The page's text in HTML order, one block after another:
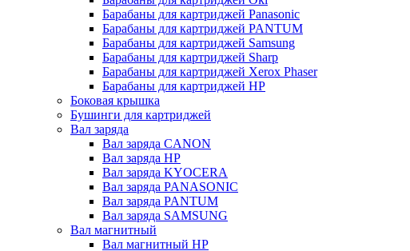
Барабаны для картриджей Panasonic
Барабаны для картриджей PANTUM
Барабаны для картриджей Samsung
Барабаны для картриджей Sharp
Барабаны для картриджей Xerox Phaser
Барабаны для картриджей НР
Боковая крышка
Бушинги для картриджей
Вал заряда
Вал заряда CANON
Вал заряда HP
Вал заряда KYOCERA
Вал заряда PANASONIC
Вал заряда PANTUM
Вал заряда SAMSUNG
Вал магнитный
Вал магнитный HP